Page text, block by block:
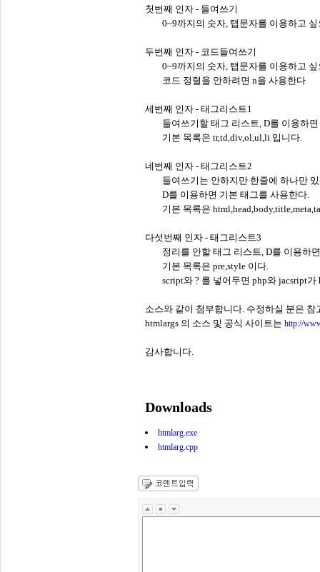
첫번째 인자 - 들여쓰기
0~9까지의 숫자, 탭문자를 이용하고
두번째 인자 - 코드들여쓰기
0~9까지의 숫자, 탭문자를 이용하고
코드 정렬을 안하려면 n을 사용한다
세번째 인자 - 태그리스트1
들여쓰기할 태그 리스트, D를 이용하
기본 목록은 tr,td,div,ol,ul,li 입니다.
네번째 인자 - 태그리스트2
들여쓰기는 안하지만 한줄에 하나만
D를 이용하면 기본 태그를 사용한다.
기본 목록은
다섯번째 인자 - 태그리스트3
정리를 안할 태그 리스트, D를 이용하
기본 목록은 pre,style 이다.
script와 ? 를 넣어두면 php와 jacsript
소스와 같이 첨부합니다. 수정하실 분은 참
htmlargs 의 소스 및 공식 사이트는 http://
감사합니다.
Downloads
htmlarg.exe
htmlarg.cpp